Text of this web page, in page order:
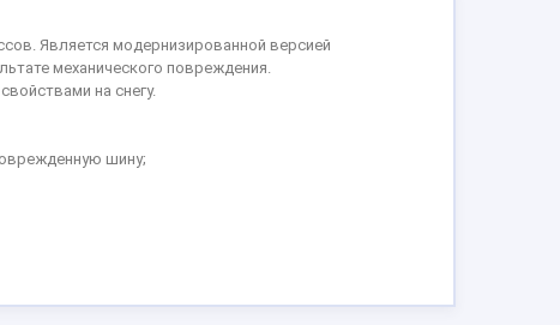
Является модернизированной версией
механического повреждения.
на снегу.
шину;